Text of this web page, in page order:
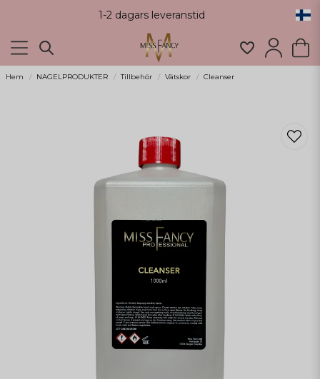
1-2 dagars leveranstid
Hem NAGELPRODUKTER Tillbehör Vätskor Cleanser